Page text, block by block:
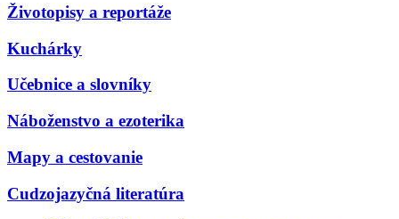
Životopisy a reportáže
Kuchárky
Učebnice a slovníky
Náboženstvo a ezoterika
Mapy a cestovanie
Cudzojazyčná literatúra